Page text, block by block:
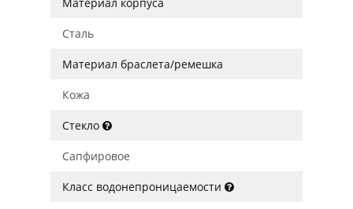
Сталь
Материал браслета/ремешка
Кожа
Стекло
Сапфировое
Класс водонепроницаемости